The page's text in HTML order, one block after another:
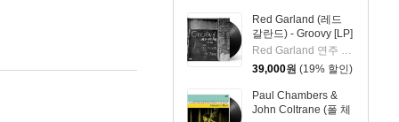
Red Garland (레드
갈란드) - Groovy [LP]
Red Garland 연주 외 2명
39,000원 (19% 할인)
Paul Chambers &
John Coltrane (폴 체